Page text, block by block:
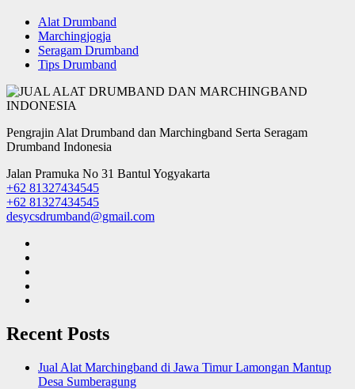
Alat Drumband
Marchingjogja
Seragam Drumband
Tips Drumband
Pengrajin Alat Drumband dan Marchingband Serta Seragam
Drumband Indonesia
Jalan Pramuka No 31 Bantul Yogyakarta
+62 81327434545
+62 81327434545
desycsdrumband@gmail.com
Recent Posts
Jual Alat Marchingband di Jawa Timur Lamongan Mantup
Desa Sumberagung